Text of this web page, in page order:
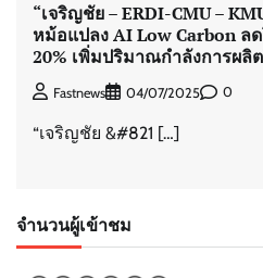
“เจริญชัย – ERDI-CMU –
หม้อแปลง AI Low Carbon ล
20% เพิ่มปริมาณกำลังการผลิ
Fastnews 04/07/2025 0
“เจริญชัย &#821 […]
จำนวนผู้เข้าชม